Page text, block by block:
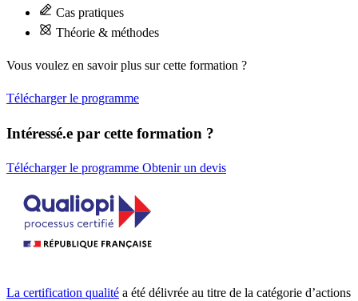
Cas pratiques
Théorie & méthodes
Vous voulez en savoir plus sur cette formation ?
Télécharger le programme
Intéressé.e par cette formation ?
Télécharger le programme Obtenir un devis
La certification qualité a été délivrée au titre de la catégorie d’actions